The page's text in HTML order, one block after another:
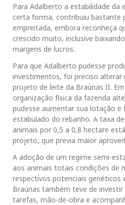
Para Adalberto a estabilidade da
certa forma, contribuiu bastante
empreitada, embora reconheça
crescido muito, inclusive
margens de lucros.
Para que Adalberto pudesse
investimentos, foi preciso alterar
projeto de leite da Braúnas II.
organização física da fazenda
pudesse aumentar sua lotação
estabulado do rebanho. A taxa
animais por 0,5 a 0,8 hectare
projeto, que previa maior
A adoção de um regime semi-
aos animais totais condições de
respectivos potenciais genéticos
Braúnas também teve de
tarefas, mão-de-obra e